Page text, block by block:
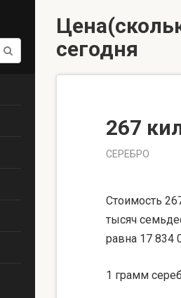
сегодня
267
СЕРЕБРО
Стоимость
тысяч
равна 17 834
1 грамм